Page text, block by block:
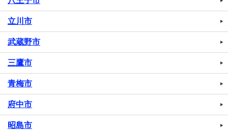
立川市
武蔵野市
三鷹市
青梅市
府中市
昭島市